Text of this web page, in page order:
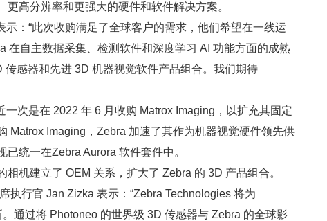
高分辨率和更强大的硬件和软件解决方案。
：“此次收购满足了全球客户的需求，他们希望在一线运
在自主数据采集、检测软件和深度学习 AI 功能方面的成熟
感器和先进 3D 机器视觉软件产品组合。我们期待
次是在 2022 年 6 月收购 Matrox Imaging，以扩充其固定
Matrox Imaging，Zebra 加速了其作为机器视觉硬件领先供
统一在Zebra Aurora 软件套件中。
机建立了 OEM 关系，扩大了 Zebra 的 3D 产品组合。
执行官 Jan Zizka 表示：“Zebra Technologies 将为
通过将 Photoneo 的世界级 3D 传感器与 Zebra 的全球影